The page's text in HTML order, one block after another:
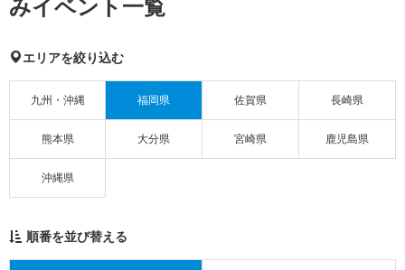
エリアを絞り込む
九州・沖縄 福岡県 佐賀県 長崎県
熊本県 大分県 宮崎県 鹿児島県
沖縄県
順番を並び替える